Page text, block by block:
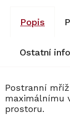
Popis
Ostatní
Postranní
maximálnímu
prostoru.